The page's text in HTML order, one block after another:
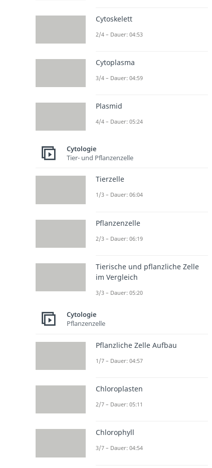
Cytoskelett
2/4 – Dauer: 04:53
Cytoplasma
3/4 – Dauer: 04:59
Plasmid
4/4 – Dauer: 05:24
Cytologie
Tier- und Pflanzenzelle
Tierzelle
1/3 – Dauer: 06:04
Pflanzenzelle
2/3 – Dauer: 06:19
Tierische und pflanzliche Zelle
im Vergleich
3/3 – Dauer: 05:20
Cytologie
Pflanzenzelle
Pflanzliche Zelle Aufbau
1/7 – Dauer: 04:57
Chloroplasten
2/7 – Dauer: 05:11
Chlorophyll
3/7 – Dauer: 04:54